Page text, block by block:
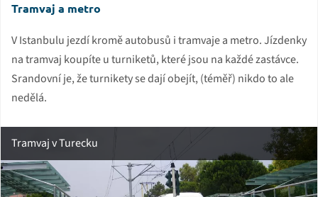
Tramvaj a metro
V Istanbulu jezdí kromě autobusů i tramvaje a metro. Jízdenky
na tramvaj koupíte u turniketů, které jsou na každé zastávce.
Srandovní je, že turnikety se dají obejít, (téměř) nikdo to ale
nedělá.
Tramvaj v Turecku